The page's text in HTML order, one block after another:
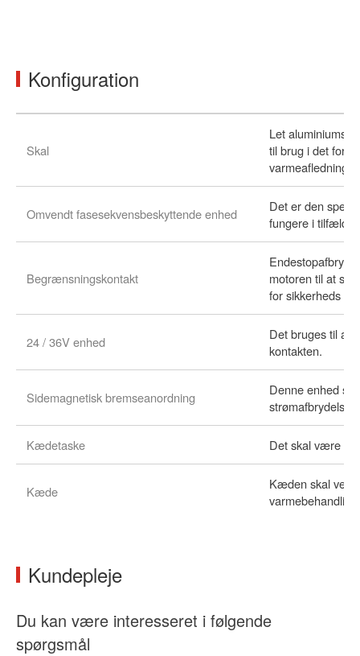
Konfiguration
Skal
Let
til brug i det
Omvendt fasesekvensbeskyttende enhed
Det er den
fungere i tilfælde
Begrænsningskontakt
motoren til at
for sikkerheds
24 / 36V enhed
Det bruges til at
kontakten.
Sidemagnetisk bremseanordning
Denne enhed
strømafbrydelse.
Kædetaske Det skal være
Kæde
Kæden skal
Kundepleje
Du kan være interesseret i følgende
spørgsmål